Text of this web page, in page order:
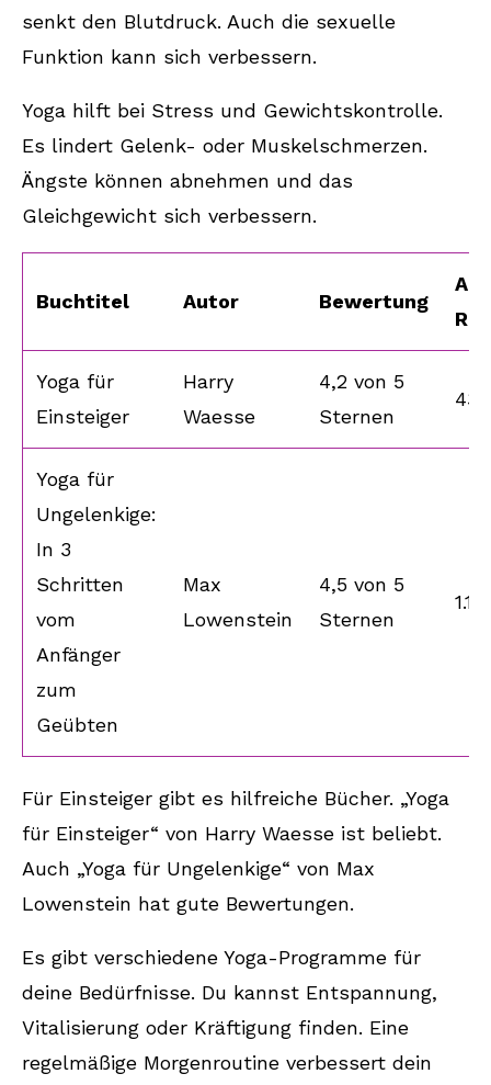
senkt den Blutdruck. Auch die sexuelle
Funktion kann sich verbessern.
Yoga hilft bei Stress und Gewichtskontrolle.
Es lindert Gelenk- oder Muskelschmerzen.
Ängste können abnehmen und das
Gleichgewicht sich verbessern.
Buchtitel Autor Bewertung
Yoga für
Einsteiger
Harry
Waesse
4,2 von 5
Sternen
43
Yoga für
Ungelenkige:
In 3
Schritten
vom
Anfänger
zum
Geübten
Max
Lowenstein
4,5 von 5
Sternen
Für Einsteiger gibt es hilfreiche Bücher. „Yoga
für Einsteiger“ von Harry Waesse ist beliebt.
Auch „Yoga für Ungelenkige“ von Max
Lowenstein hat gute Bewertungen.
Es gibt verschiedene Yoga-Programme für
deine Bedürfnisse. Du kannst Entspannung,
Vitalisierung oder Kräftigung finden. Eine
regelmäßige Morgenroutine verbessert dein